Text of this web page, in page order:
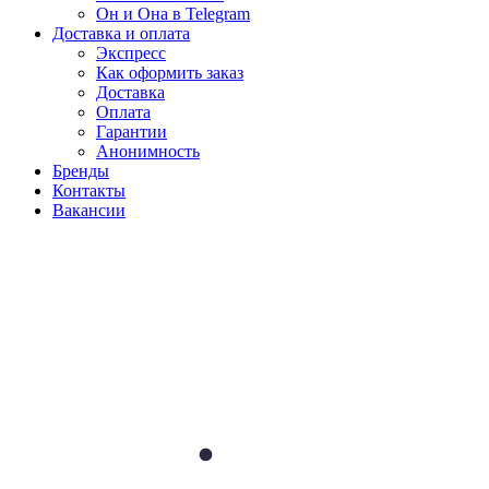
Он и Она в Telegram
Доставка и оплата
Экспресс
Как оформить заказ
Доставка
Оплата
Гарантии
Анонимность
Бренды
Контакты
Вакансии